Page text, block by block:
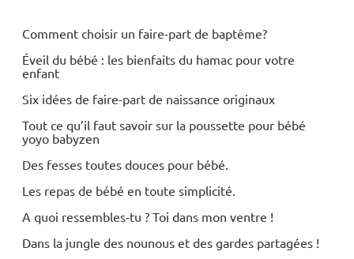
Comment choisir un faire-part de baptême?
Éveil du bébé : les bienfaits du hamac pour votre
enfant
Six idées de faire-part de naissance originaux
Tout ce qu’il faut savoir sur la poussette pour bébé
yoyo babyzen
Des fesses toutes douces pour bébé.
Les repas de bébé en toute simplicité.
A quoi ressembles-tu ? Toi dans mon ventre !
Dans la jungle des nounous et des gardes partagées !